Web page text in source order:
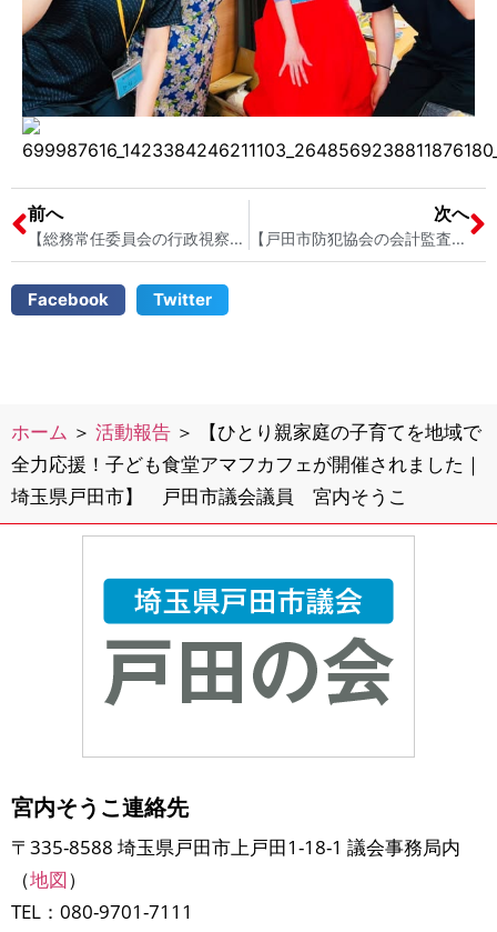
前へ
【総務常任委員会の行政視察｜埼玉県戸田市議会】 戸田市議会議員 宮内そうこ
次へ
【戸田市防犯協会の会計監査のために蕨警察署へ｜埼玉県戸田市】 戸田市議会議員 宮内そうこ
Facebook Twitter
ホーム ＞ 活動報告 ＞
【ひとり親家庭の子育てを地域で
全力応援！子ども食堂アマフカフェが開催されました｜
埼玉県戸田市】 戸田市議会議員 宮内そうこ
宮内そうこ連絡先
〒335-8588 埼玉県戸田市上戸田1-18-1 議会事務局内
（地図）
TEL：080-9701-7111